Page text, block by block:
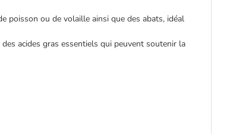
poisson ou de volaille ainsi que des abats, idéal
acides gras essentiels qui peuvent soutenir la